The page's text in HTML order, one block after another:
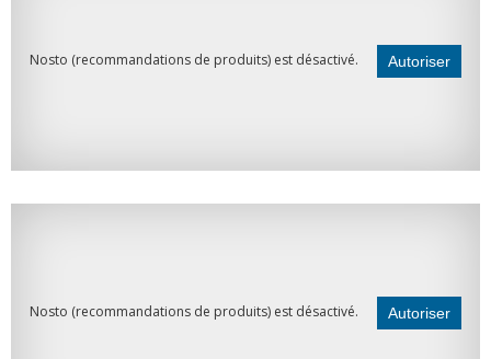
Nosto (recommandations de produits) est désactivé. Autoriser
Nosto (recommandations de produits) est désactivé. Autoriser